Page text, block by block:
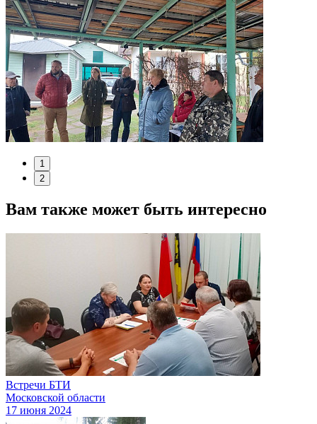
1
2
Вам также может быть интересно
Встречи БТИ
Московской области
17 июня 2024